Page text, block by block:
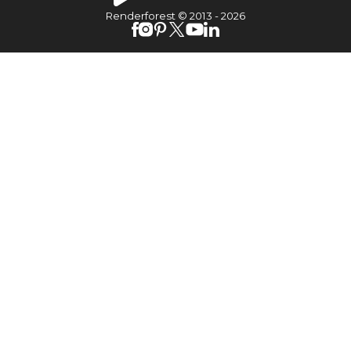
Renderforest © 2013 -2026